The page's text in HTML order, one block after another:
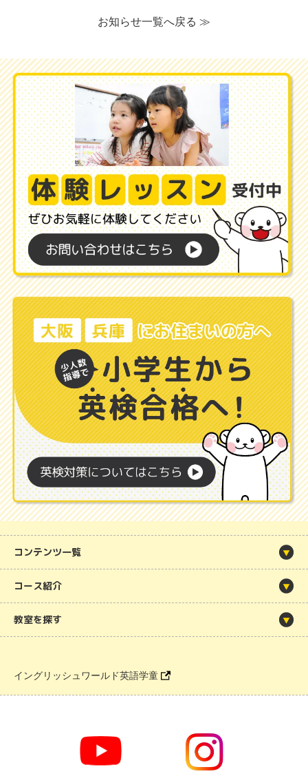
お知らせ一覧へ戻る ≫
コンテンツ一覧
コース紹介
教室を探す
イングリッシュワールド英語学童